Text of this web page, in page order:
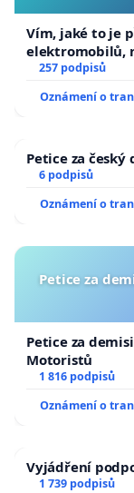
Vím, jaké to je
elektromobilů,
zaveďme
257 podpisů
Oznámení o
Petice za
6 podpisů
Oznámení o
Petice za
Petice za
Motoristů
1 816 podpisů
Oznámení o
Vyjádření
1 739 podpisů